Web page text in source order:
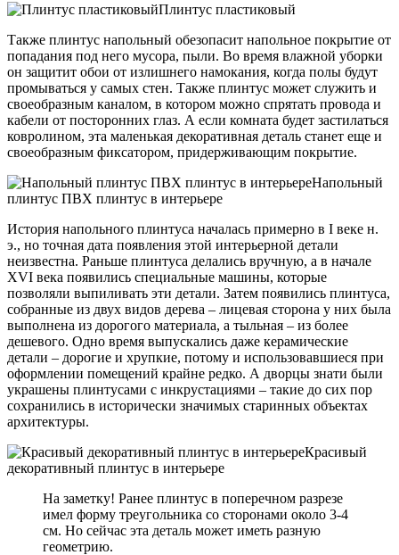
Плинтус пластиковый
Также плинтус напольный обезопасит напольное покрытие от
попадания под него мусора, пыли. Во время влажной уборки
он защитит обои от излишнего намокания, когда полы будут
промываться у самых стен. Также плинтус может служить и
своеобразным каналом, в котором можно спрятать провода и
кабели от посторонних глаз. А если комната будет застилаться
ковролином, эта маленькая декоративная деталь станет еще и
своеобразным фиксатором, придерживающим покрытие.
Напольный
плинтус ПВХ плинтус в интерьере
История напольного плинтуса началась примерно в I веке н.
э., но точная дата появления этой интерьерной детали
неизвестна. Раньше плинтуса делались вручную, а в начале
XVI века появились специальные машины, которые
позволяли выпиливать эти детали. Затем появились плинтуса,
собранные из двух видов дерева – лицевая сторона у них была
выполнена из дорогого материала, а тыльная – из более
дешевого. Одно время выпускались даже керамические
детали – дорогие и хрупкие, потому и использовавшиеся при
оформлении помещений крайне редко. А дворцы знати были
украшены плинтусами с инкрустациями – такие до сих пор
сохранились в исторически значимых старинных объектах
архитектуры.
Красивый
декоративный плинтус в интерьере
На заметку! Ранее плинтус в поперечном разрезе
имел форму треугольника со сторонами около 3-4
см. Но сейчас эта деталь может иметь разную
геометрию.